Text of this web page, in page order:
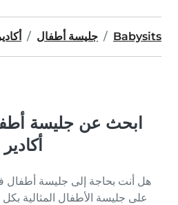
Babysits جليسة أطفال
ابحث عن جليسة
أكادير
هل أنت بحاجة إلى جليسة أطفال
على جليسة الأطفال المثالية